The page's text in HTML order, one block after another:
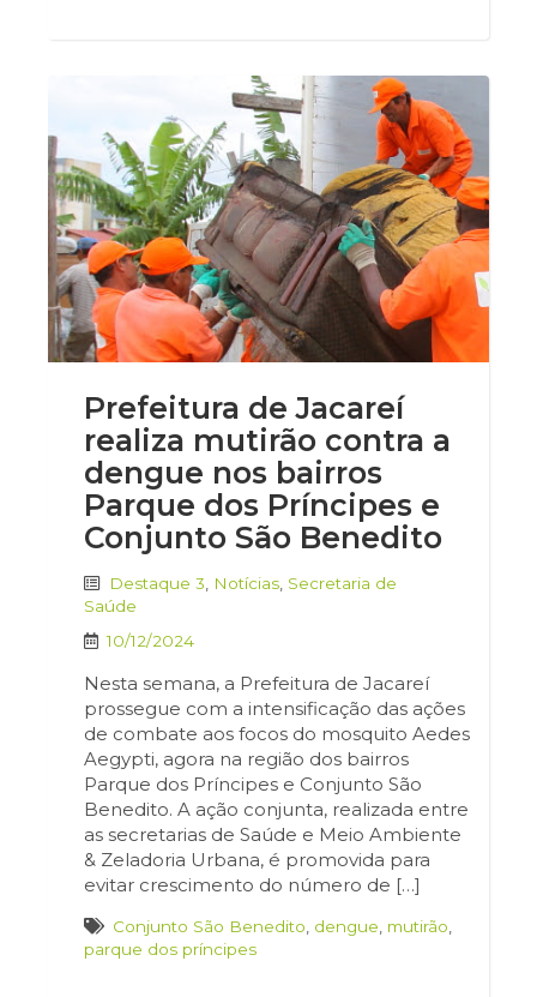
Prefeitura de Jacareí
realiza mutirão contra a
dengue nos bairros
Parque dos Príncipes e
Conjunto São Benedito
Destaque 3, Notícias, Secretaria de
Saúde
10/12/2024
Nesta semana, a Prefeitura de Jacareí
prossegue com a intensificação das ações
de combate aos focos do mosquito Aedes
Aegypti, agora na região dos bairros
Parque dos Príncipes e Conjunto São
Benedito. A ação conjunta, realizada entre
as secretarias de Saúde e Meio Ambiente
& Zeladoria Urbana, é promovida para
evitar crescimento do número de […]
Conjunto São Benedito, dengue, mutirão,
parque dos príncipes